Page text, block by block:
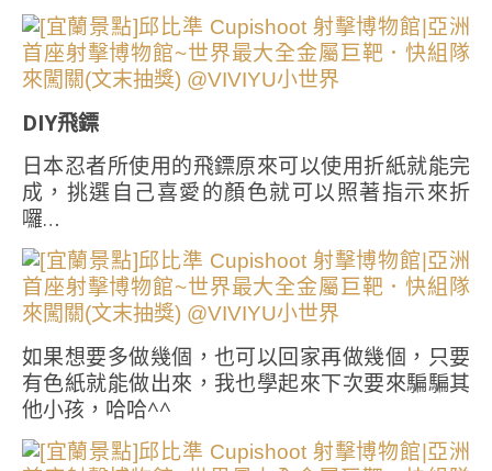
DIY飛鏢
日本忍者所使用的飛鏢原來可以使用折紙就能完
成，挑選自己喜愛的顏色就可以照著指示來折
囉…
如果想要多做幾個，也可以回家再做幾個，只要
有色紙就能做出來，我也學起來下次要來騙騙其
他小孩，哈哈^^